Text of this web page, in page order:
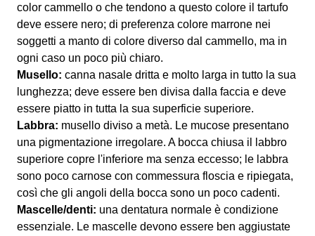
color cammello o che tendono a questo colore il tartufo
deve essere nero; di preferenza colore marrone nei
soggetti a manto di colore diverso dal cammello, ma in
ogni caso un poco più chiaro.
Musello: canna nasale dritta e molto larga in tutto la sua
lunghezza; deve essere ben divisa dalla faccia e deve
essere piatto in tutta la sua superficie superiore.
Labbra: musello diviso a metà. Le mucose presentano
una pigmentazione irregolare. A bocca chiusa il labbro
superiore copre l'inferiore ma senza eccesso; le labbra
sono poco carnose con commessura floscia e ripiegata,
così che gli angoli della bocca sono un poco cadenti.
Mascelle/denti: una dentatura normale è condizione
essenziale. Le mascelle devono essere ben aggiustate